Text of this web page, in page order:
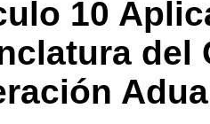
10
del